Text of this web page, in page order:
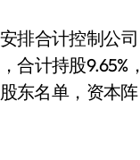
排合计控制公司
合计持股9.65%，
东名单，资本阵